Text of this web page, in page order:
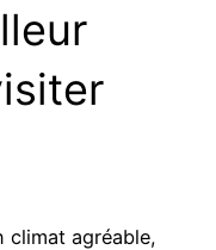
climat agréable,